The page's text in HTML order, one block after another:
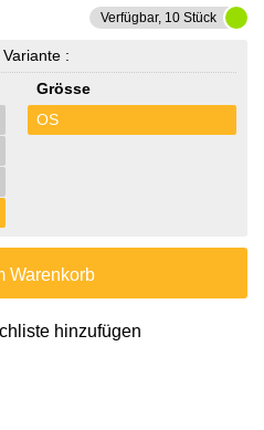
Verfügbar, 10 Stück
:
Grösse
OS
Warenkorb
hinzufügen